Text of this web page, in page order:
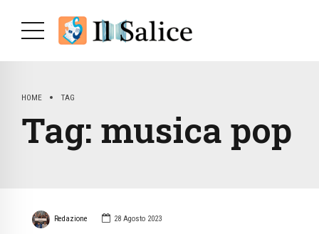
HOME TAG
Tag: musica pop
Redazione 28 Agosto 2023